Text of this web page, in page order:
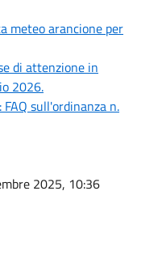
meteo arancione per
di attenzione in
2026.
sull'ordinanza n.
2025, 10:36